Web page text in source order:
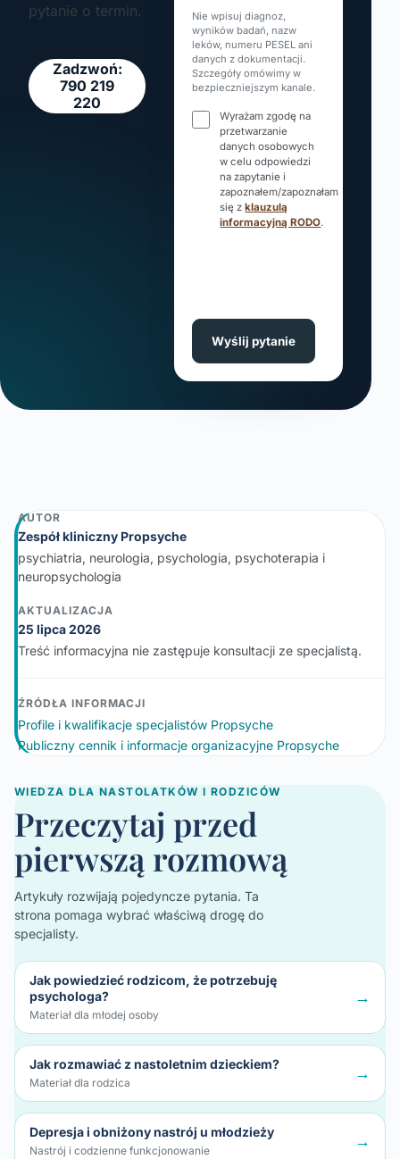
pytanie o termin.
Zadzwoń:
790 219
220
Nie wpisuj diagnoz,
wyników badań, nazw
leków, numeru PESEL ani
danych z dokumentacji.
Szczegóły omówimy w
bezpieczniejszym kanale.
Wyrażam zgodę na
przetwarzanie
danych osobowych
w celu odpowiedzi
na zapytanie i
zapoznałem/zapoznałam
się zklauzulą
informacyjną RODO.
Wyślij pytanie
AUTOR
Zespół kliniczny Propsyche
psychiatria, neurologia, psychologia, psychoterapia i
neuropsychologia
AKTUALIZACJA
25 lipca 2026
Treść informacyjna nie zastępuje konsultacji ze specjalistą.
ŹRÓDŁA INFORMACJI
Profile i kwalifikacje specjalistów Propsyche
Publiczny cennik i informacje organizacyjne Propsyche
WIEDZA DLA NASTOLATKÓW I RODZICÓW
Przeczytaj przed
pierwszą rozmową
Artykuły rozwijają pojedyncze pytania. Ta
strona pomaga wybrać właściwą drogę do
specjalisty.
Jak powiedzieć rodzicom, że potrzebuję
psychologa?
Materiał dla młodej osoby
→
Jak rozmawiać z nastoletnim dzieckiem?
Materiał dla rodzica
→
Depresja i obniżony nastrój u młodzieży
Nastrój i codzienne funkcjonowanie
→